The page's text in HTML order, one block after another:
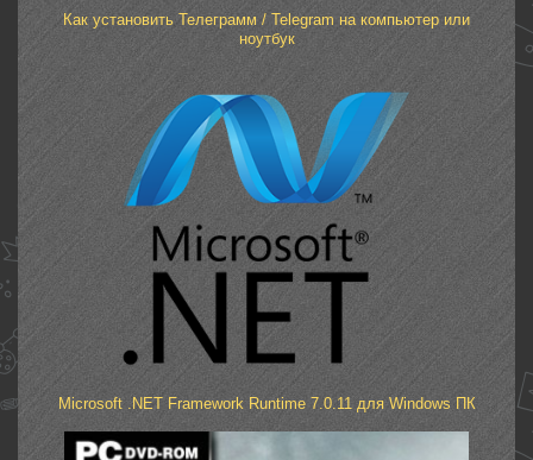
Как установить Телеграмм / Telegram на компьютер или
ноутбук
Microsoft .NET Framework Runtime 7.0.11 для Windows ПК